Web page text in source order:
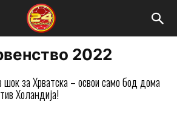
2022
шок за Хрватска – освои само бод дома
Холандија!